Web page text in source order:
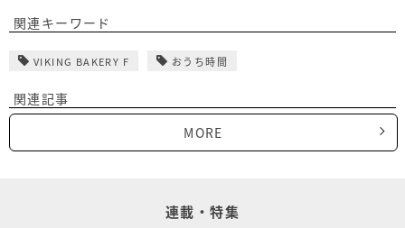
関連キーワード
VIKING BAKERY F おうち時間
関連記事
MORE
連載・特集